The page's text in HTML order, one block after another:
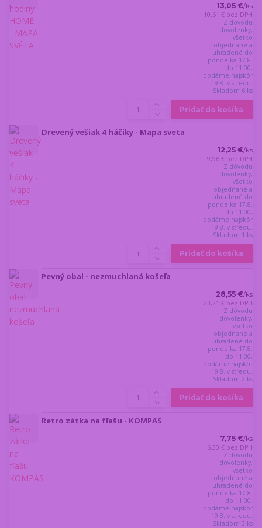
13,05 €/ks
10,61 € bez DPH
Z dôvodu
dovolenky,
všetko
objednané a
uhradené do
pondelka 17.8.
do 11:00,
dodáme najskôr
19.8. v stredu.
Skladom 6 ks
Pridať do košíka
Drevený vešiak 4 háčiky - Mapa sveta
12,25 €/ks
9,96 € bez DPH
Z dôvodu
dovolenky,
všetko
objednané a
uhradené do
pondelka 17.8.
do 11:00,
dodáme najskôr
19.8. v stredu.
Skladom 1 ks
Pridať do košíka
Pevný obal - nezmuchlaná košeľa
28,55 €/ks
23,21 € bez DPH
Z dôvodu
dovolenky,
všetko
objednané a
uhradené do
pondelka 17.8.
do 11:00,
dodáme najskôr
19.8. v stredu.
Skladom 2 ks
Pridať do košíka
Retro zátka na fľašu - KOMPAS
7,75 €/ks
6,30 € bez DPH
Z dôvodu
dovolenky,
všetko
objednané a
uhradené do
pondelka 17.8.
do 11:00,
dodáme najskôr
19.8. v stredu.
Skladom 3 ks